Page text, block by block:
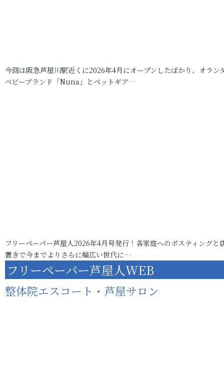
今回は阪急芦屋川駅近くに2026年4月にオープンしたばかり、オラン
ベビーブランド「Nuna」とペットギア…
フリーペーパー芦屋人2026年4月号発行！各家庭へのポスティングと
置きで今までよりさらに幅広い世代に…
フリーペーパー芦屋人WEB
整体院エスコート・芦屋サロン